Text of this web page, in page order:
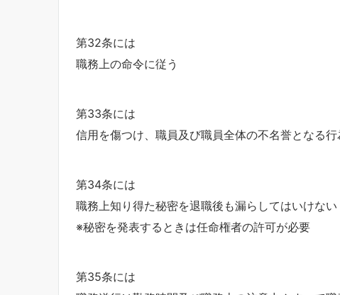
第32条には
職務上の命令に従う
第33条には
信用を傷つけ、職員及び職員全体の不名誉となる
第34条には
職務上知り得た秘密を退職後も漏らしてはいけない
※秘密を発表するときは任命権者の許可が必要
第35条には